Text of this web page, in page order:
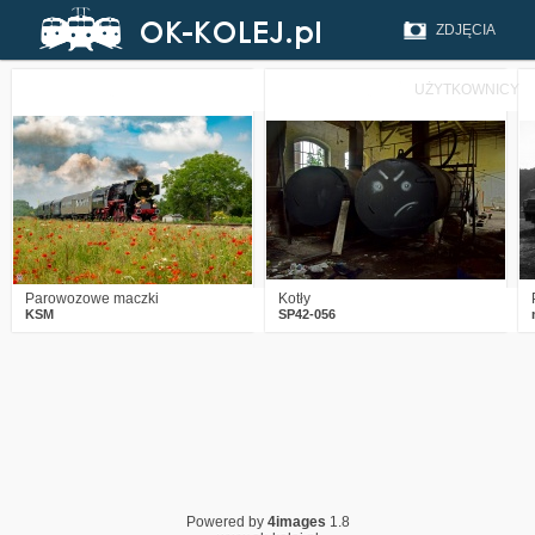
ZDJĘCIA
UŻYTKOWNICY
Parowozowe maczki
KSM
703 9
Kotły
SP42-056
Powered by 4images 1.8